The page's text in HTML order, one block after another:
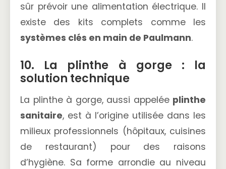
sûr prévoir une alimentation électrique. Il
existe des kits complets comme les
systèmes clés en main de Paulmann.
10. La plinthe à gorge : la
solution technique
La plinthe à gorge, aussi appelée plinthe
sanitaire, est à l’origine utilisée dans les
milieux professionnels (hôpitaux, cuisines
de restaurant) pour des raisons
d’hygiène. Sa forme arrondie au niveau